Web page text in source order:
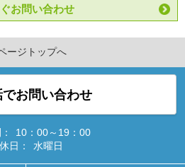
お問い合わせ
ージトップへ
でお問い合わせ
10：00～19：00
日：
水曜日